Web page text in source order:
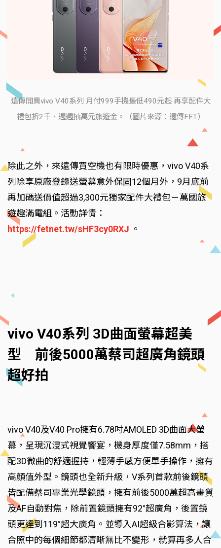
遠傳開賣vivo V40系列 月付999手機最低490元起 再享配件大
禮包折2千、週週抽萬元旅遊金。（圖片來源：遠傳FET）
除此之外，來遠傳買空機也有限時優惠，vivo V40系
列除享原廠登錄送螢幕意外保固12個月外，9月底前
再加碼送價值超過3,300元獨家配件大禮包－萬國旅
遊趣滿電組。活動詳情：
https://fetnet.tw/sHF3cy0RXJ 。
vivo V40系列 3D曲面螢幕超美
型 前後5000萬蔡司超廣角鏡頭
超好拍
vivo V40及V40 Pro擁有6.78吋AMOLED 3D曲面大螢
幕，呈現沉浸式視覺饗宴，機身厚度僅7.58mm，搭
配3D微曲的舒適握持，輕薄手感方便單手操作，擁有
高顏值外型。鏡頭也全新升級，V系列首款前後鏡頭
皆配備蔡司專業光學鏡頭，擁有前後5000萬超高畫質
及AF自動對焦，除前置鏡頭擁有92°超廣角，後置鏡
頭更達到119°超大廣角。並導入AI超級合影算法，讓
合照中的每個細節都清晰無比不變形，就算再多人合